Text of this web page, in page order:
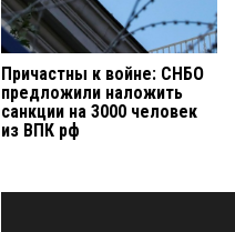
Причастны к войне: СНБО
предложили наложить
санкции на 3000 человек
из ВПК рф
Навигация